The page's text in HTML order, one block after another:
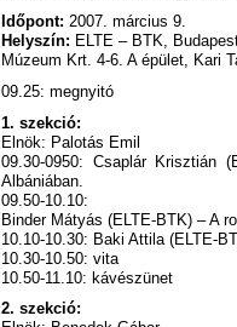
Időpont: 2007. március 9.
Helyszín: ELTE – BTK,
Múzeum Krt. 4-6. A épület, Kari
09.25: megnyitó
1. szekció:
Elnök: Palotás Emil
09.30-0950: Csaplár Krisztián
Albániában.
09.50-10.10:
Binder Mátyás (ELTE-BTK) – A
10.10-10.30: Baki Attila (ELTE-
10.30-10.50: vita
10.50-11.10: kávészünet
2. szekció: